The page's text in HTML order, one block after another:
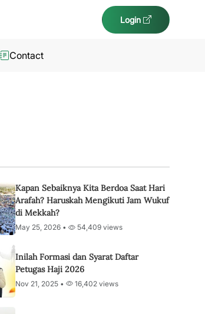
Login
Contact
Kapan Sebaiknya Kita Berdoa Saat Hari
Arafah? Haruskah Mengikuti Jam Wukuf
di Mekkah?
May 25, 2026 • 54,409 views
Inilah Formasi dan Syarat Daftar
Petugas Haji 2026
Nov 21, 2025 • 16,402 views